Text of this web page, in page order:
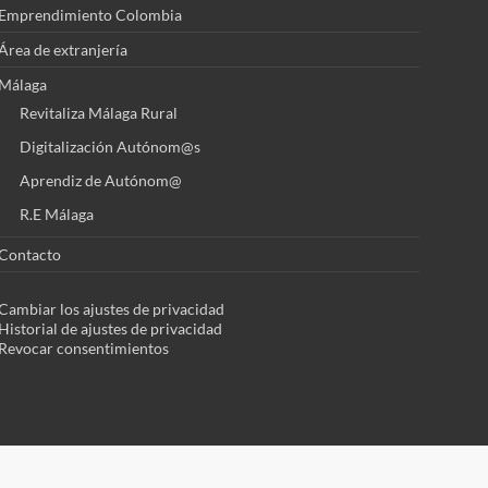
Emprendimiento Colombia
de extranjería
Málaga
Revitaliza Málaga Rural
Digitalización Autónom@s
Aprendiz de Autónom@
R.E Málaga
los ajustes de privacidad
Historial de ajustes de privacidad
Revocar consentimientos